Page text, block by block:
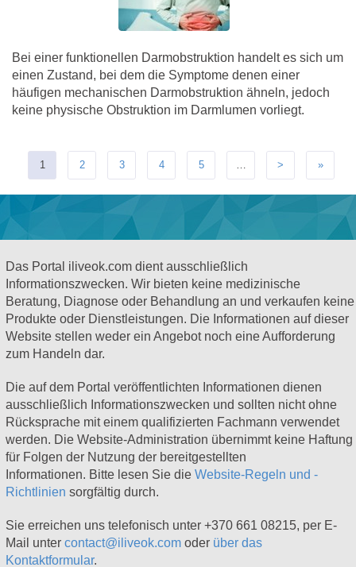
Bei einer funktionellen Darmobstruktion handelt es sich um
einen Zustand, bei dem die Symptome denen einer
häufigen mechanischen Darmobstruktion ähneln, jedoch
keine physische Obstruktion im Darmlumen vorliegt.
1 2 3 4 5 … > »
Das Portal iliveok.com dient ausschließlich
Informationszwecken. Wir bieten keine medizinische
Beratung, Diagnose oder Behandlung an und verkaufen keine
Produkte oder Dienstleistungen. Die Informationen auf dieser
Website stellen weder ein Angebot noch eine Aufforderung
zum Handeln dar.
Die auf dem Portal veröffentlichten Informationen dienen
ausschließlich Informationszwecken und sollten nicht ohne
Rücksprache mit einem qualifizierten Fachmann verwendet
werden. Die Website-Administration übernimmt keine Haftung
für Folgen der Nutzung der bereitgestellten
Informationen. Bitte lesen Sie die Website-Regeln und -
Richtlinien sorgfältig durch.
Sie erreichen uns telefonisch unter +370 661 08215, per E-
Mail unter contact@iliveok.com oder über das
Kontaktformular.